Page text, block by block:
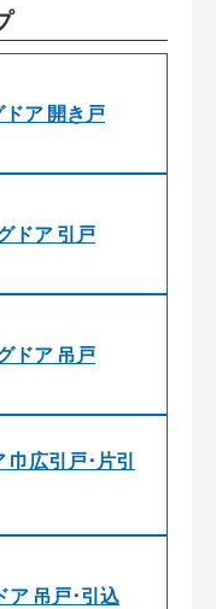
ア 開き戸
ドア 引戸
ドア 吊戸
広引戸･片引
吊戸･引込